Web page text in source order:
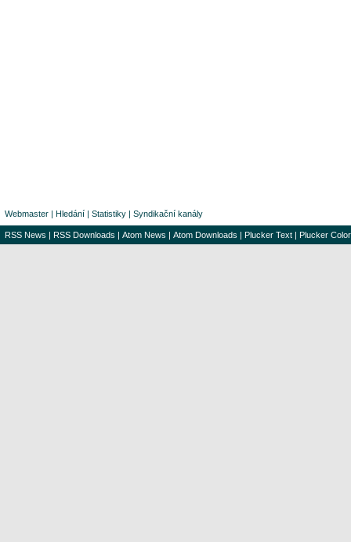
Webmaster | Hledání | Statistiky | Syndikační kanály
RSS News | RSS Downloads | Atom News | Atom Downloads | Plucker Text | Plucker Color